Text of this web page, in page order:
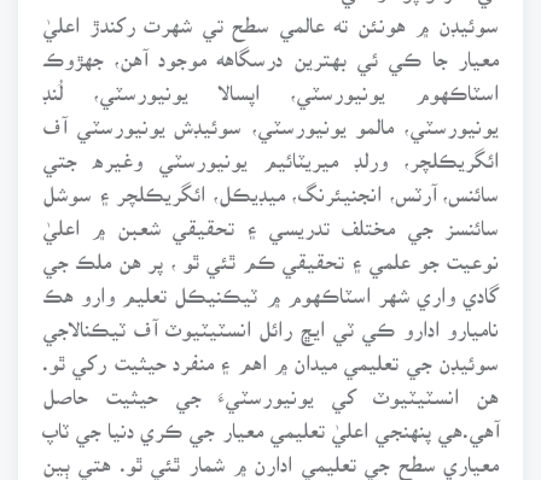
سوئيڊن ۾ هونئن ته عالمي سطح تي شهرت رکندڙ اعليٰ
معيار جا ڪي ئي بهترين درسگاهه موجود آهن، جهڙوڪ
اسٽاڪهوم يونيورسٽي، اپسالا يونيورسٽي، لُنڊ
يونيورسٽي، مالمو يونيورسٽي، سوئيڊش يونيورسٽي آف
ائگريڪلچر، ورلڊ ميريٽائيم يونيورسٽي وغيره جتي
سائنس، آرٽس، انجنيئرنگ، ميڊيڪل، ائگريڪلچر ۽ سوشل
سائنسز جي مختلف تدريسي ۽ تحقيقي شعبن ۾ اعليٰ
نوعيت جو علمي ۽ تحقيقي ڪم ٿئي ٿو ، پر هن ملڪ جي
گادي واري شهر اسٽاڪهوم ۾ ٽيڪنيڪل تعليم وارو هڪ
ناميارو ادارو ڪي ٽي ايڇ رائل انسٽيٽيوٽ آف ٽيڪنالاجي
سوئيڊن جي تعليمي ميدان ۾ اهم ۽ منفرد حيثيت رکي ٿو.
هن انسٽيٽيوٽ کي يونيورسٽيءَ جي حيثيت حاصل
آهي.هي پنهنجي اعليٰ تعليمي معيار جي ڪري دنيا جي ٽاپ
معياري سطح جي تعليمي ادارن ۾ شمار ٿئي ٿو. هتي ٻين